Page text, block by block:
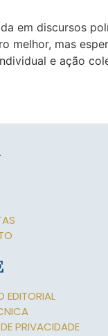
em discursos
mas
e ação
EDITORIAL
PRIVACIDADE